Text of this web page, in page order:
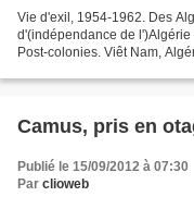
Vie d'exil, 1954-1962. Des
d'(indépendance de
Post-colonies. Viêt Nam,
Camus, pris en
Publié le 15/09/2012 à 07:30
Par clioweb